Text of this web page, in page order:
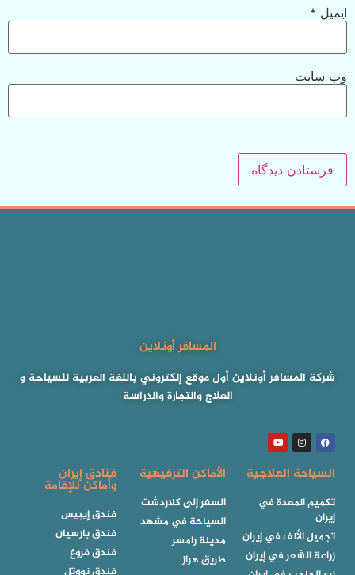
ایمیل *
وب‌ سایت
المسافر أونلاين
شركة المسافر أونلاين أول موقع إلكتروني باللغة العربية للسياحة و
العلاج والتجارة والدراسة
السياحة العلاجية
تكميم المعدة في
إيران
تجميل الأنف في إيران
زراعة الشعر في إيران
الأماكن الترفيهية
السفر إلى كلاردشت
السياحة في مشهد
مدينة رامسر
طريق هراز
فنادق إيران
وأماكن للإقامة
فندق إيبيس
فندق بارسيان
فندق فروغ